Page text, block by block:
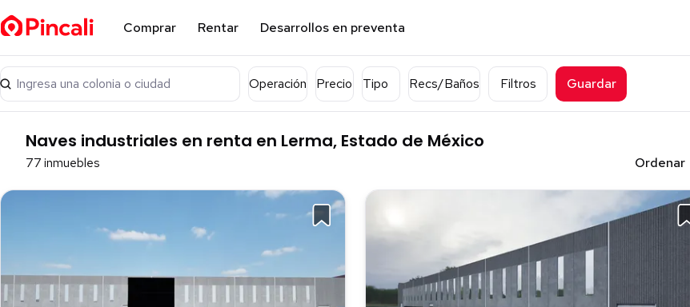
Comprar Rentar Desarrollos en preventa
Ingresa una colonia o ciudad Operación Precio Tipo Recs/Baños Filtros Guardar
Naves industriales en renta en Lerma, Estado de México
77 inmuebles Ordenar